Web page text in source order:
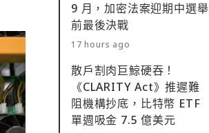
9 月，加密法案迎期中選舉
前最後決戰
17 hours ago
散戶割肉巨鯨硬吞！
《CLARITY Act》推遲難
阻機構抄底，比特幣 ETF
單週吸金 7.5 億美元